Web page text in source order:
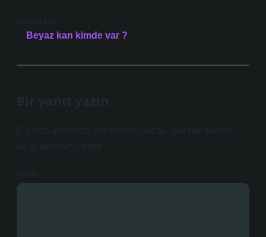
Sonraki Yazı
Beyaz kan kimde var ?
Bir yanıt yazın
E-posta adresiniz yayınlanmayacak. Gerekli alanlar *
ile işaretlenmişlerdir
Yorum